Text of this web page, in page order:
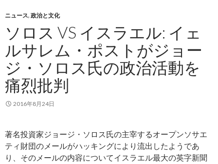
キ
ニュース, 政治と文化
ソロス VS イスラエル: イェ
ルサレム・ポストがジョー
ジ・ソロス氏の政治活動を
痛烈批判
2016年8月24日
著名投資家ジョージ・ソロス氏の主宰するオープンソサエ
ティ財団のメールがハッキングにより流出したようであ
り、そのメールの内容についてイスラエル最大の英字新聞